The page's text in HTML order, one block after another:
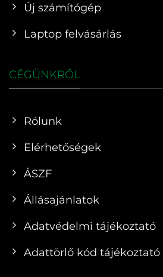
Új számítógép
Laptop felvásárlás
CÉGÜNKRŐL
Rólunk
Elérhetőségek
ÁSZF
Állásajánlatok
Adatvédelmi tájékoztató
Adattörlő kód tájékoztató